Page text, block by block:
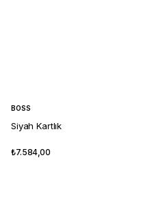
BOSS
Siyah Kartlık
₺7.584,00